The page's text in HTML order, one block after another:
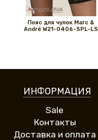
Пояс для чулок Marc &
André W21-0406-SPL-LS
ИНФОРМАЦИЯ
Sale
Контакты
Доставка и оплата